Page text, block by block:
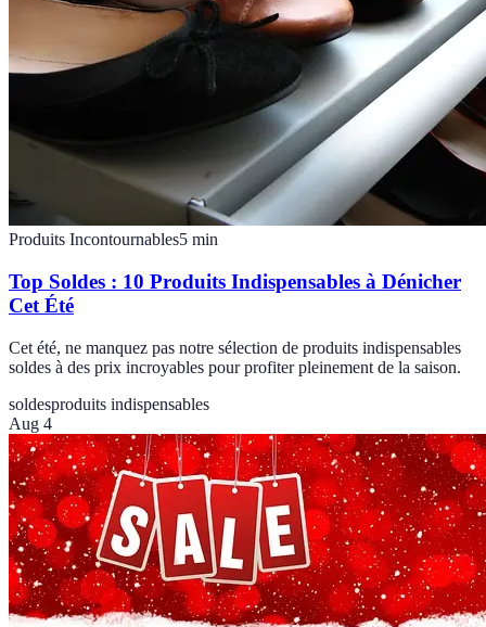
Produits Incontournables5 min
Top Soldes : 10 Produits Indispensables à Dénicher
Cet Été
Cet été, ne manquez pas notre sélection de produits indispensables
soldes à des prix incroyables pour profiter pleinement de la saison.
soldesproduits indispensables
Aug 4